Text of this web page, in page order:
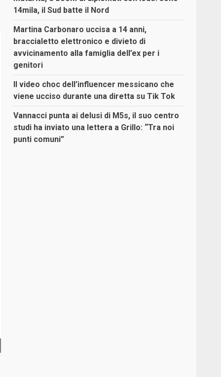
14mila, il Sud batte il Nord
Martina Carbonaro uccisa a 14 anni,
braccialetto elettronico e divieto di
avvicinamento alla famiglia dell’ex per i
genitori
Il video choc dell’influencer messicano che
viene ucciso durante una diretta su Tik Tok
Vannacci punta ai delusi di M5s, il suo centro
studi ha inviato una lettera a Grillo: “Tra noi
punti comuni”